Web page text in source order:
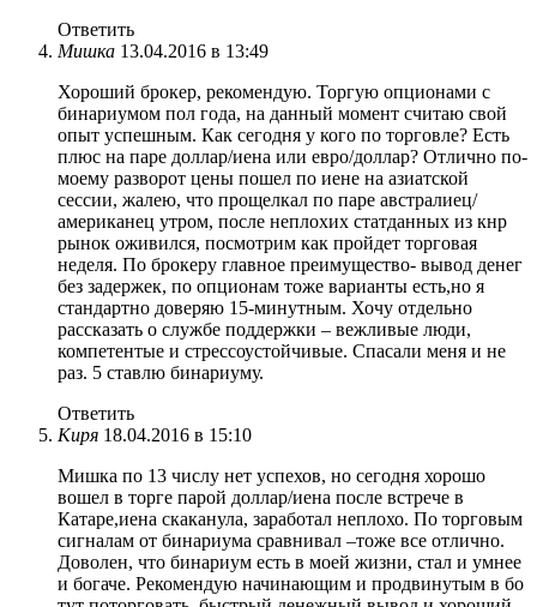
Ответить
Мишка 13.04.2016 в 13:49
Хороший брокер, рекомендую. Торгую опционами с
бинариумом пол года, на данный момент считаю свой
опыт успешным. Как сегодня у кого по торговле? Есть
плюс на паре доллар/иена или евро/доллар? Отлично по-
моему разворот цены пошел по иене на азиатской
сессии, жалею, что прощелкал по паре австралиец/
американец утром, после неплохих статданных из кнр
рынок оживился, посмотрим как пройдет торговая
неделя. По брокеру главное преимущество- вывод денег
без задержек, по опционам тоже варианты есть,но я
стандартно доверяю 15-минутным. Хочу отдельно
рассказать о службе поддержки – вежливые люди,
компетентые и стрессоустойчивые. Спасали меня и не
раз. 5 ставлю бинариуму.
Ответить
Киря 18.04.2016 в 15:10
Мишка по 13 числу нет успехов, но сегодня хорошо
вошел в торге парой доллар/иена после встрече в
Катаре,иена скаканула, заработал неплохо. По торговым
сигналам от бинариума сравнивал –тоже все отлично.
Доволен, что бинариум есть в моей жизни, стал и умнее
и богаче. Рекомендую начинающим и продвинутым в бо